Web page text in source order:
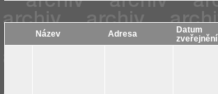
Název Adresa
Datum
zveřejnění